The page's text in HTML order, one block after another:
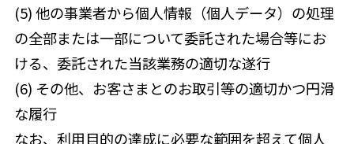
(5) 他の事業者から個人情報（個人データ）の処理
の全部または一部について委託された場合等にお
ける、委託された当該業務の適切な遂行
(6) その他、お客さまとのお取引等の適切かつ円滑
な履行
なお、利用目的の達成に必要な範囲を超えて個人